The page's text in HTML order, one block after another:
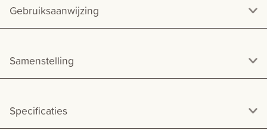
Gebruiksaanwijzing
Samenstelling
Specificaties